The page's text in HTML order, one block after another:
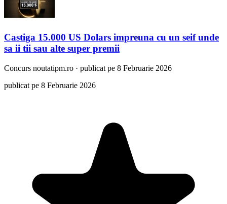
Castiga 15.000 US Dolars impreuna cu un seif unde
sa ii tii sau alte super premii
Concurs noutatipm.ro · publicat pe 8 Februarie 2026
publicat pe 8 Februarie 2026